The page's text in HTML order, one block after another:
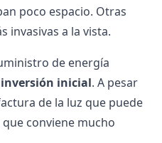
poco espacio. Otras
invasivas a la vista.
de energía
inicial. A pesar
de la luz que puede
conviene mucho